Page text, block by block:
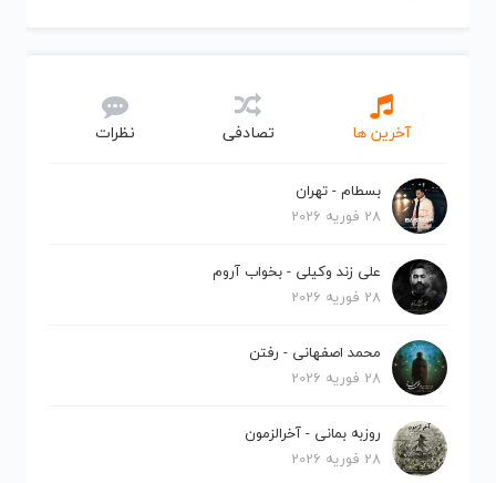
آخرین ها تصادفی نظرات
بسطام - تهران
28 فوریه 2026
علی زند وکیلی - بخواب آروم
28 فوریه 2026
محمد اصفهانی - رفتن
28 فوریه 2026
روزبه بمانی - آخرالزمون
28 فوریه 2026